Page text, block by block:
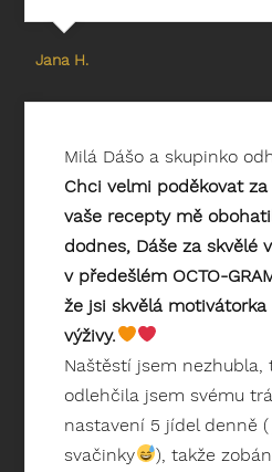
Jana H.
Milá Dášo a skupinko
Chci velmi poděkovat
vaše recepty mě
dodnes, Dáše za skvělé
v předešlém OCTO-
že jsi skvělá
výživy.
Naštěstí jsem nezhubla,
odlehčila jsem svému
nastavení 5 jídel denně
svačinky
), takže